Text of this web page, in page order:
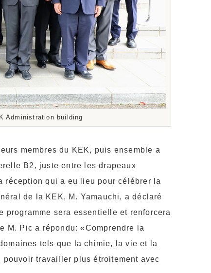
Administration building
membres du KEK, puis ensemble a
B2, juste entre les drapeaux
réception qui a eu lieu pour célébrer la
de la KEK, M. Yamauchi, a déclaré
sera essentielle et renforcera
M. Pic a répondu: «Comprendre la
tels que la chimie, la vie et la
travailler plus étroitement avec